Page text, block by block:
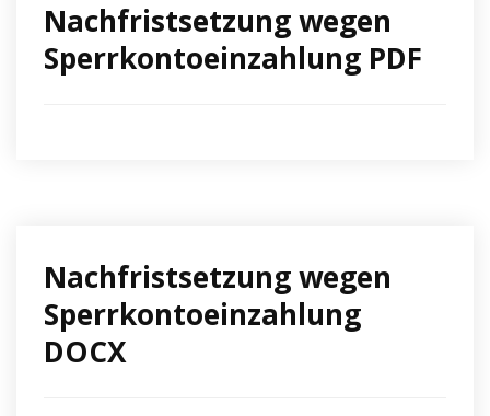
Nachfristsetzung wegen
Sperrkontoeinzahlung PDF
Nachfristsetzung wegen
Sperrkontoeinzahlung
DOCX